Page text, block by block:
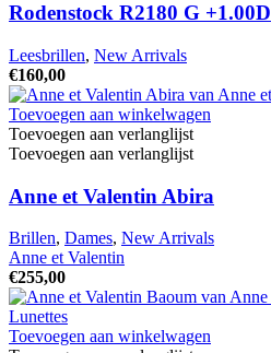
Rodenstock R2180 G +1.00D
Leesbrillen, New Arrivals
€160,00
Toevoegen aan winkelwagen
Toevoegen aan verlanglijst
Toevoegen aan verlanglijst
Anne et Valentin Abira
Brillen, Dames, New Arrivals
Anne et Valentin
€255,00
Toevoegen aan winkelwagen